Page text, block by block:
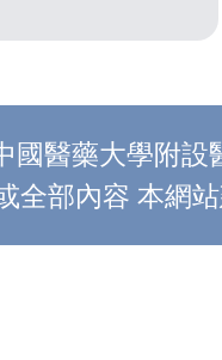
國醫藥大學附
全部內容 本網